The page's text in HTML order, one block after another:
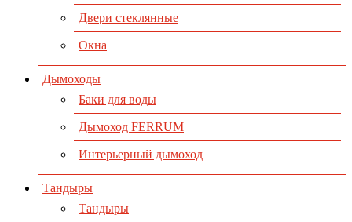
Двери стеклянные
Окна
Дымоходы
Баки для воды
Дымоход FERRUM
Интерьерный дымоход
Тандыры
Тандыры